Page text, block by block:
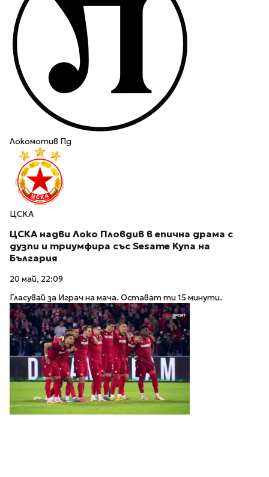
Локомотив Пд
ЦСКА
ЦСКА надви Локо Пловдив в епична драма с
дузпи и триумфира със Sesame Купа на
България
20 май, 22:09
Гласувай за Играч на мача. Остават ти 15 минути.